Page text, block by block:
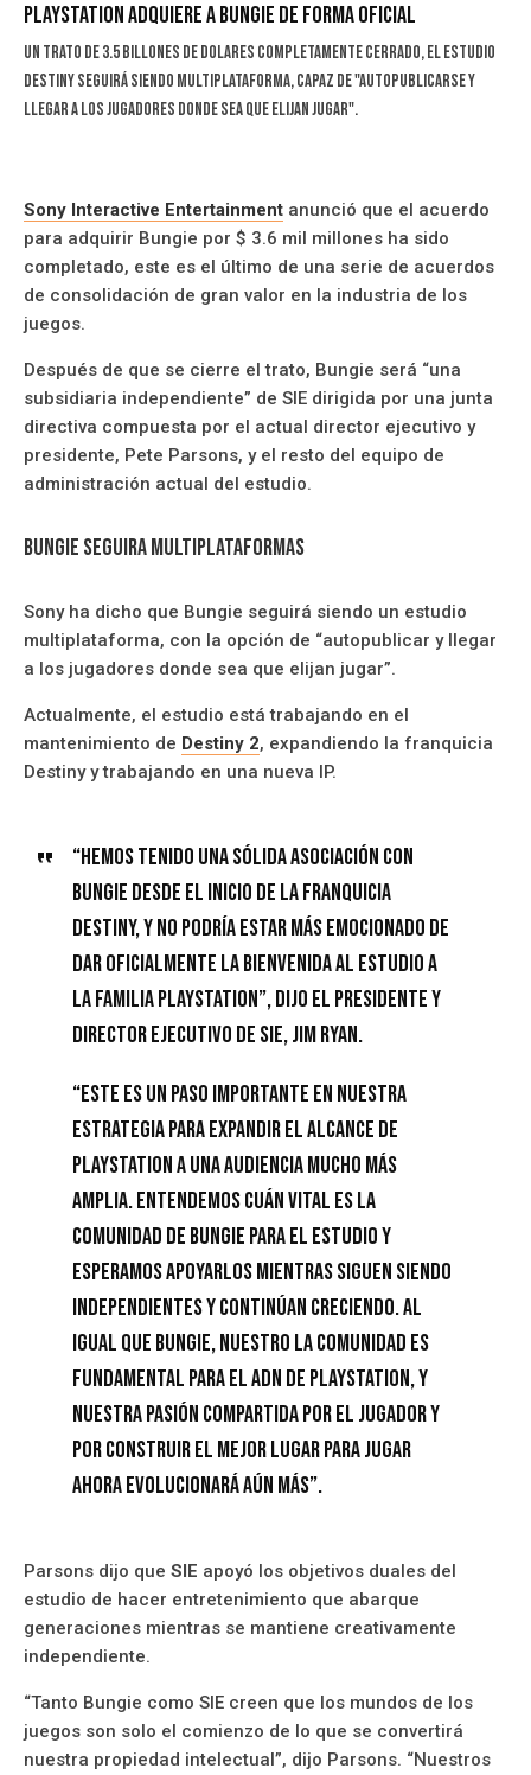
PlayStation Adquiere a Bungie De Forma Oficial
un trato de 3.5 billones de dolares completamente cerrado, El estudio
Destiny seguirá siendo multiplataforma, capaz de "autopublicarse y
llegar a los jugadores donde sea que elijan jugar".
Sony Interactive Entertainment anunció que el acuerdo
para adquirir Bungie por $ 3.6 mil millones ha sido
completado, este es el último de una serie de acuerdos
de consolidación de gran valor en la industria de los
juegos.
Después de que se cierre el trato, Bungie será “una
subsidiaria independiente” de SIE dirigida por una junta
directiva compuesta por el actual director ejecutivo y
presidente, Pete Parsons, y el resto del equipo de
administración actual del estudio.
Bungie Seguira Multiplataformas
Sony ha dicho que Bungie seguirá siendo un estudio
multiplataforma, con la opción de “autopublicar y llegar
a los jugadores donde sea que elijan jugar”.
Actualmente, el estudio está trabajando en el
mantenimiento de Destiny 2, expandiendo la franquicia
Destiny y trabajando en una nueva IP.
“Hemos tenido una sólida asociación con
Bungie desde el inicio de la franquicia
Destiny, y no podría estar más emocionado de
dar oficialmente la bienvenida al estudio a
la familia PlayStation”, dijo el presidente y
director ejecutivo de SIE, Jim Ryan.
“Este es un paso importante en nuestra
estrategia para expandir el alcance de
PlayStation a una audiencia mucho más
amplia. Entendemos cuán vital es la
comunidad de Bungie para el estudio y
esperamos apoyarlos mientras siguen siendo
independientes y continúan creciendo. Al
igual que Bungie, nuestro La comunidad es
fundamental para el ADN de PlayStation, y
nuestra pasión compartida por el jugador y
por construir el mejor lugar para jugar
ahora evolucionará aún más”.
Parsons dijo que SIE apoyó los objetivos duales del
estudio de hacer entretenimiento que abarque
generaciones mientras se mantiene creativamente
independiente.
“Tanto Bungie como SIE creen que los mundos de los
juegos son solo el comienzo de lo que se convertirá
nuestra propiedad intelectual”, dijo Parsons. “Nuestros